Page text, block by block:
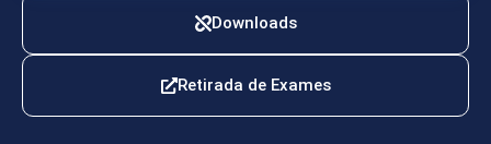
Downloads
Retirada de Exames